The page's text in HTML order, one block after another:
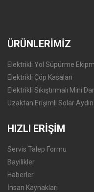
ÜRÜNLERİMİZ
Elektrikli Yol Süpürme
Elektrikli Çöp Kasaları
Elektrikli Sıkıştırmalı Mini
Uzaktan Erişimli Solar
HIZLI ERİŞİM
Servis Talep Formu
Bayilikler
Haberler
İnsan Kaynakları